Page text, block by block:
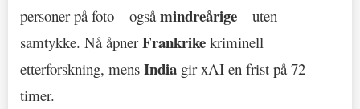
personer på foto – ogsåmindreårige – uten
samtykke. Nå åpnerFrankrike kriminell
etterforskning, mens India gir xAI en frist på 72
timer.